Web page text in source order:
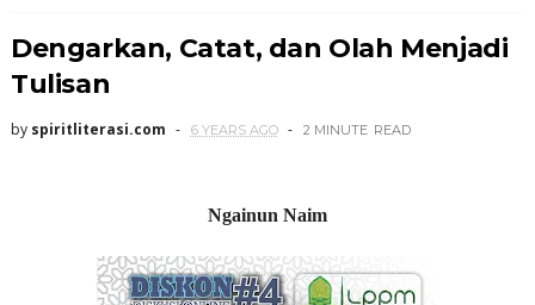
Dengarkan, Catat, dan Olah Menjadi
Tulisan
by spiritliterasi.com 6 YEARS AGO 2 MINUTE READ
Ngainun Naim